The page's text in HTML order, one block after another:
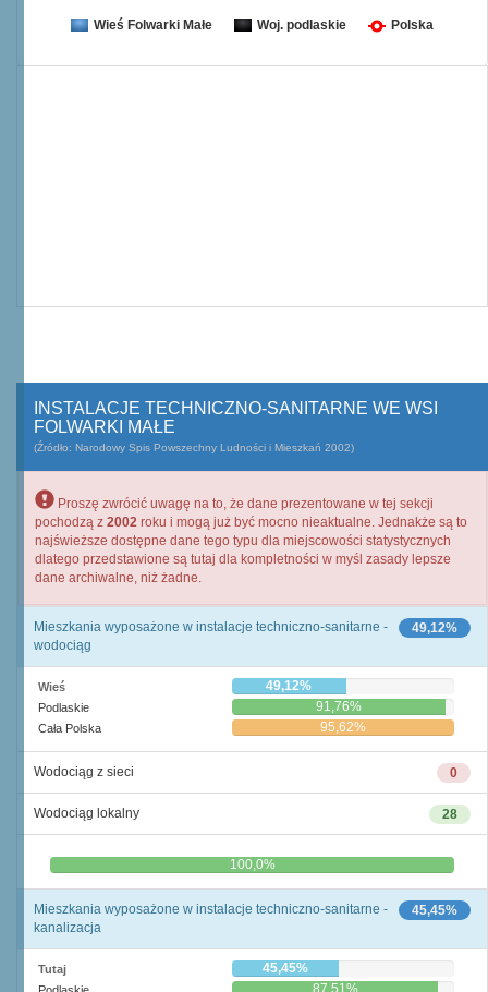
Wieś Folwarki Małe Woj. podlaskie Polska
INSTALACJE TECHNICZNO-SANITARNE WE WSI
FOLWARKI MAŁE
(Źródło: Narodowy Spis Powszechny Ludności i Mieszkań 2002)
Proszę zwrócić uwagę na to, że dane prezentowane w tej sekcji
pochodzą z 2002 roku i mogą już być mocno nieaktualne. Jednakże są to
najświeższe dostępne dane tego typu dla miejscowości statystycznych
dlatego przedstawione są tutaj dla kompletności w myśl zasady lepsze
dane archiwalne, niż żadne.
49,12%
Mieszkania wyposażone w instalacje techniczno-sanitarne -
wodociąg
Wieś 49,12%
Podlaskie 91,76%
Cała Polska 95,62%
0
Wodociąg z sieci
28
Wodociąg lokalny
0,0% 100,0%
45,45%
Mieszkania wyposażone w instalacje techniczno-sanitarne -
kanalizacja
Tutaj 45,45%
87,51%